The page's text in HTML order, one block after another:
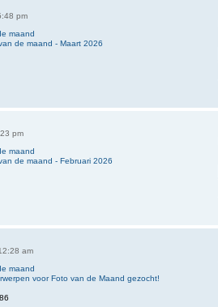
pm
maand
de maand - Maart 2026
pm
maand
de maand - Februari 2026
am
maand
voor Foto van de Maand gezocht!